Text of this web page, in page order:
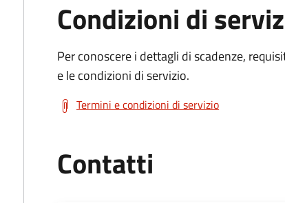
Condizioni di
Per conoscere i dettagli di scadenze,
e le condizioni di servizio.
Termini e condizioni di servizio
Contatti